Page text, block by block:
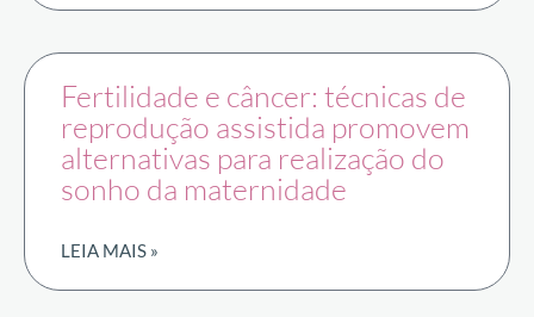
Fertilidade e câncer: técnicas de
reprodução assistida promovem
alternativas para realização do
sonho da maternidade
LEIA MAIS »